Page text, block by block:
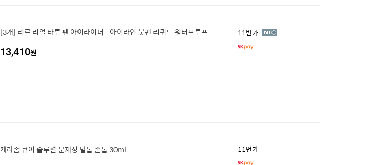
[3개] 리르 리얼 타투 펜 아이라이너 - 아이라인 붓펜 리퀴드 워터프루프
13,410원
11번가 광
케라좀 큐어 솔루션 문제성 발톱 손톱 30ml 11번가